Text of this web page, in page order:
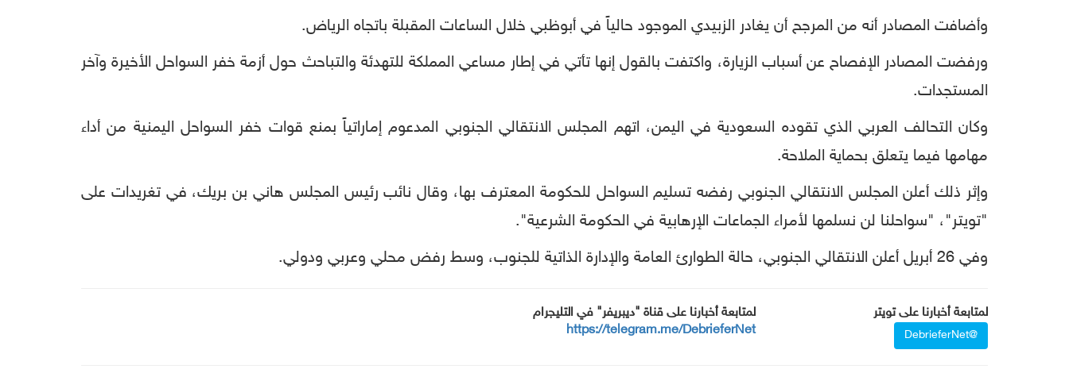
وأضافت المصادر أنه من المرجح أن يغادر الزبيدي الموجود حالياً في أبوظبي خلال الساعات المقبلة باتجاه الرياض.
ورفضت المصادر الإفصاح عن أسباب الزيارة، واكتفت بالقول إنها تأتي في إطار مساعي المملكة للتهدئة والتباحث حول أزمة خفر السواحل الأخيرة وآخر
المستجدات.
وكان التحالف العربي الذي تقوده السعودية في اليمن، اتهم المجلس الانتقالي الجنوبي المدعوم إماراتياً بمنع قوات خفر السواحل اليمنية من أداء
مهامها فيما يتعلق بحماية الملاحة.
وإثر ذلك أعلن المجلس الانتقالي الجنوبي رفضه تسليم السواحل للحكومة المعترف بها، وقال نائب رئيس المجلس هاني بن بريك، في تغريدات على
"تويتر"، "سواحلنا لن نسلمها لأمراء الجماعات الإرهابية في الحكومة الشرعية".
وفي 26 أبريل أعلن الانتقالي الجنوبي، حالة الطوارئ العامة والإدارة الذاتية للجنوب، وسط رفض محلي وعربي ودولي.
لمتابعة أخبارنا على تويتر
@DebrieferNet
لمتابعة أخبارنا على قناة "ديبريفر" في التليجرام
https://telegram.me/DebrieferNet